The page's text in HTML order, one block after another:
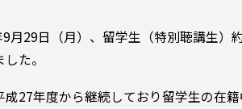
月29日（月）、留学生（特別聴講生
た。
27年度から継続しており留学生の在